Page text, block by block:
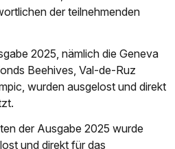
der teilnehmenden
2025, nämlich die Geneva
Beehives, Val-de-Ruz
wurden ausgelost und direkt
der Ausgabe 2025 wurde
und direkt für das